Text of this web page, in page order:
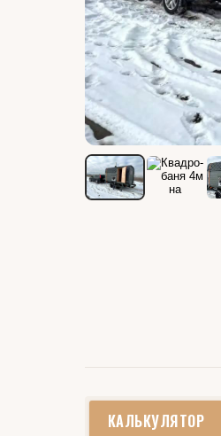
КАЛЬКУЛЯТОР